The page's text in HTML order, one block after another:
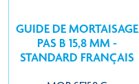
GUIDE DE MORTAISAGE
PAS B 15,8 MM -
STANDARD FRANÇAIS